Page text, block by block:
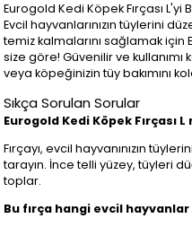
Eurogold Kedi Köpek Fırçası L'yi
Evcil hayvanlarınızın tüylerini
temiz kalmalarını sağlamak için
size göre! Güvenilir ve kullanımı
veya köpeğinizin tüy bakımını
Sıkça Sorulan Sorular
Eurogold Kedi Köpek Fırçası L
Fırçayı, evcil hayvanınızın
tarayın. İnce telli yüzey, tüyleri
toplar.
Bu fırça hangi evcil